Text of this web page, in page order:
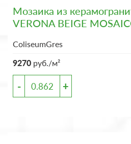
Мозаика из
VERONA BEIGE
ColiseumGres
9270 руб./м²
- +